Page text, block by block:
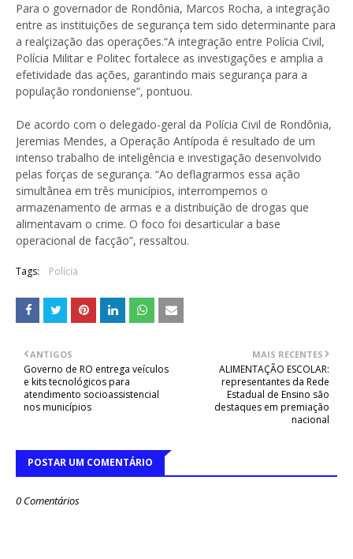
Para o governador de Rondônia, Marcos Rocha, a integração
entre as instituições de segurança tem sido determinante para
a realçização das operações.“A integração entre Polícia Civil,
Polícia Militar e Politec fortalece as investigações e amplia a
efetividade das ações, garantindo mais segurança para a
população rondoniense”, pontuou.
De acordo com o delegado-geral da Polícia Civil de Rondônia,
Jeremias Mendes, a Operação Antípoda é resultado de um
intenso trabalho de inteligência e investigação desenvolvido
pelas forças de segurança. “Ao deflagrarmos essa ação
simultânea em três municípios, interrompemos o
armazenamento de armas e a distribuição de drogas que
alimentavam o crime. O foco foi desarticular a base
operacional de facção”, ressaltou.
Tags: Polícia
MAIS RECENTES
ALIMENTAÇÃO ESCOLAR:
representantes da Rede
Estadual de Ensino são
destaques em premiação
nacional
ANTIGOS
Governo de RO entrega veículos
e kits tecnológicos para
atendimento socioassistencial
nos municípios
POSTAR UM COMENTÁRIO
0 Comentários